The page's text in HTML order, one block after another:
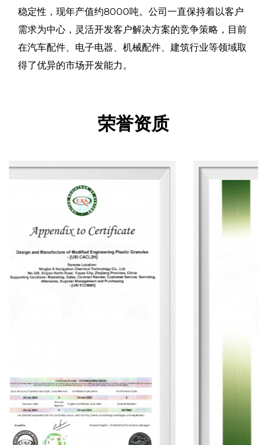
稳定性，现年产值约8000吨。公司一直保持着以客户
需求为中心，灵活开发客户解决方案的竞争策略，目前
在汽车配件、电子电器、机械配件、建筑行业等领域取
得了优异的市场开发能力。
荣誉资质